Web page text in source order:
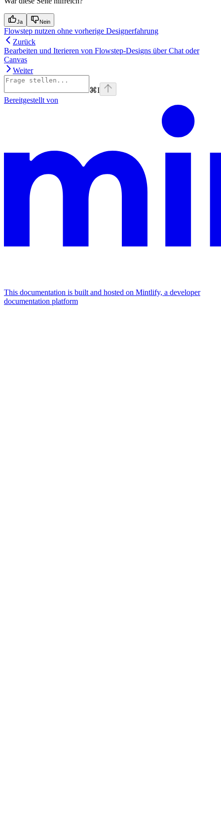
Ja Nein
Flowstep nutzen ohne vorherige Designerfahrung
Zurück
Bearbeiten und Iterieren von Flowstep-Designs über Chat oder
Canvas
Weiter
⌘I
Bereitgestellt von
This documentation is built and hosted on Mintlify, a developer
documentation platform